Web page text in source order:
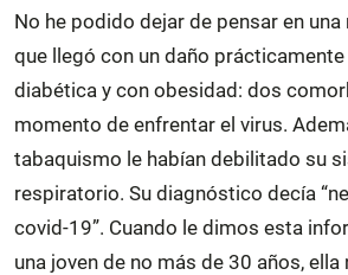
No he podido dejar de pensar en
que llegó con un daño
diabética y con obesidad: dos
momento de enfrentar el virus.
tabaquismo le habían debilitado su
respiratorio. Su diagnóstico decía
covid-19”. Cuando le dimos esta
una joven de no más de 30 años, ella